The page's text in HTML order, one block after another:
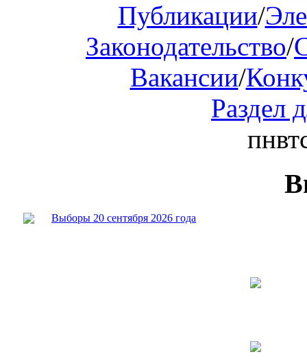
Публикации/
Законодательство/
Вакансии/
Раздел
пнвт
Выборы 20 сентября 2026 года